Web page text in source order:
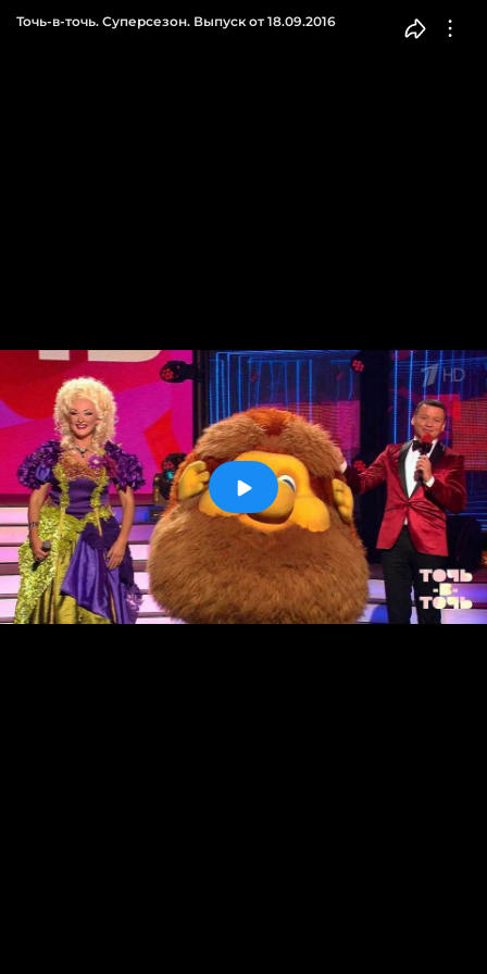
Точь-в-точь. Суперсезон. Выпуск от 18.09.2016